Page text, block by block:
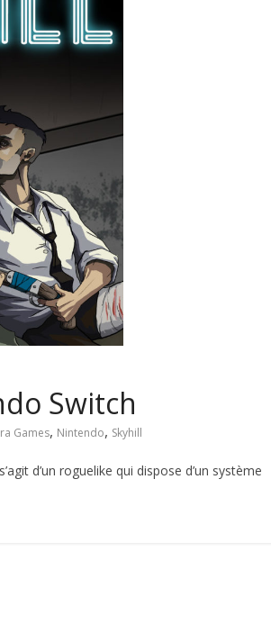
Switch
Games, Nintendo, Skyhill
d’un roguelike qui dispose d’un système